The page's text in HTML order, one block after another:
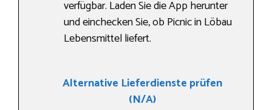
verfügbar. Laden Sie die App herunter
und einchecken Sie, ob Picnic in Löbau
Lebensmittel liefert.
Alternative Lieferdienste prüfen
(N/A)